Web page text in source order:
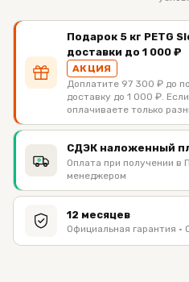
Подарок 5 кг PETG
доставки до 1 000 ₽
АКЦИЯ
Доплатите 97 300 ₽ до
доставку до 1 000 ₽.
оплачиваете только
СДЭК наложенный
Оплата при получении в
менеджером
12 месяцев
Официальная гарантия ·